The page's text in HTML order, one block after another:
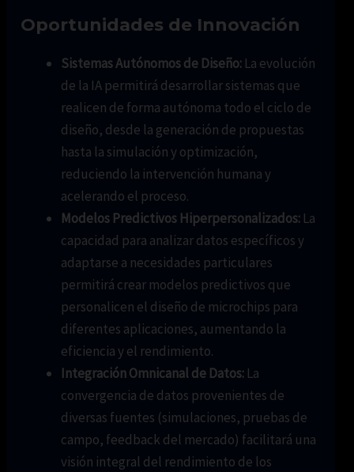
Oportunidades de Innovación
Sistemas Autónomos de Diseño: La evolución
de la IA permitirá desarrollar sistemas que
realicen de forma autónoma todo el ciclo de
diseño, desde la generación de propuestas
hasta la simulación y optimización,
reduciendo la intervención humana y
acelerando el proceso.
Modelos Predictivos Hiperpersonalizados: La
capacidad para analizar datos específicos y
adaptarse a necesidades particulares
permitirá crear modelos predictivos que
personalicen el diseño de microchips para
diferentes aplicaciones, aumentando la
eficiencia y el rendimiento.
Integración Omnicanal de Datos: La
convergencia de datos provenientes de
diversas fuentes (simulaciones, pruebas de
campo, feedback del mercado) facilitará una
visión integral del rendimiento de los